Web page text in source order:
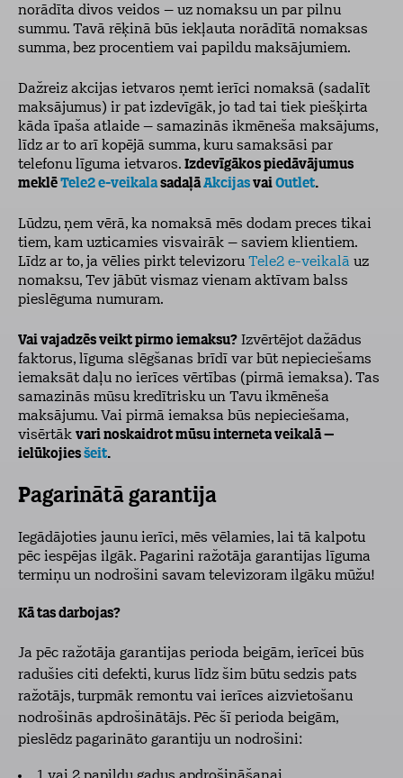
norādīta divos veidos – uz nomaksu un par pilnu
summu. Tavā rēķinā būs iekļauta norādītā nomaksas
summa, bez procentiem vai papildu maksājumiem.
Dažreiz akcijas ietvaros ņemt ierīci nomaksā (sadalīt
maksājumus) ir pat izdevīgāk, jo tad tai tiek piešķirta
kāda īpaša atlaide – samazinās ikmēneša maksājums,
līdz ar to arī kopējā summa, kuru samaksāsi par
telefonu līguma ietvaros. Izdevīgākos piedāvājumus
meklēTele2 e-veikalasadaļāAkcijasvaiOutlet.
Lūdzu, ņem vērā, ka nomaksā mēs dodam preces tikai
tiem, kam uzticamies visvairāk – saviem klientiem.
Līdz ar to, ja vēlies pirkt televizoru Tele2 e-veikalā uz
nomaksu, Tev jābūt vismaz vienam aktīvam balss
pieslēguma numuram.
Vai vajadzēs veikt pirmo iemaksu? Izvērtējot dažādus
faktorus, līguma slēgšanas brīdī var būt nepieciešams
iemaksāt daļu no ierīces vērtības (pirmā iemaksa). Tas
samazinās mūsu kredītrisku un Tavu ikmēneša
maksājumu. Vai pirmā iemaksa būs nepieciešama,
visērtāk vari noskaidrot mūsu interneta veikalā –
ielūkojiesšeit.
Pagarinātā garantija
Iegādājoties jaunu ierīci, mēs vēlamies, lai tā kalpotu
pēc iespējas ilgāk. Pagarini ražotāja garantijas līguma
termiņu un nodrošini savam televizoram ilgāku mūžu!
Kā tas darbojas?
Ja pēc ražotāja garantijas perioda beigām, ierīcei būs
radušies citi defekti, kurus līdz šim būtu sedzis pats
ražotājs, turpmāk remontu vai ierīces aizvietošanu
nodrošinās apdrošinātājs. Pēc šī perioda beigām,
pieslēdz pagarināto garantiju un nodrošini: